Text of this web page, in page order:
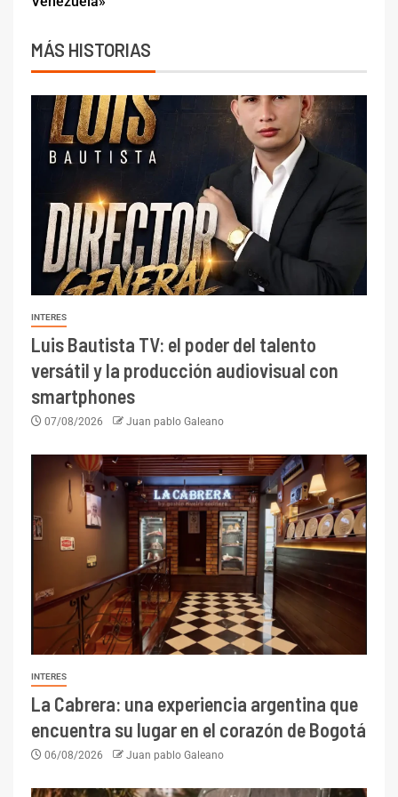
MÁS HISTORIAS
INTERES
Luis Bautista TV: el poder del talento
versátil y la producción audiovisual con
smartphones
07/08/2026 Juan pablo Galeano
INTERES
La Cabrera: una experiencia argentina que
encuentra su lugar en el corazón de Bogotá
06/08/2026 Juan pablo Galeano